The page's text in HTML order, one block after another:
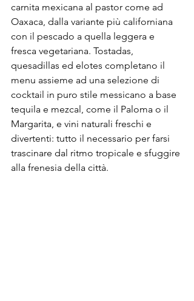
carnita mexicana al pastor come ad
Oaxaca, dalla variante più californiana
con il pescado a quella leggera e
fresca vegetariana. Tostadas,
quesadillas ed elotes completano il
menu assieme ad una selezione di
cocktail in puro stile messicano a base
tequila e mezcal, come il Paloma o il
Margarita, e vini naturali freschi e
divertenti: tutto il necessario per farsi
trascinare dal ritmo tropicale e sfuggire
alla frenesia della città.